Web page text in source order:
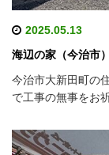
2025.05.13
海辺の家（今治市）
今治市大新田町の
で工事の無事をお